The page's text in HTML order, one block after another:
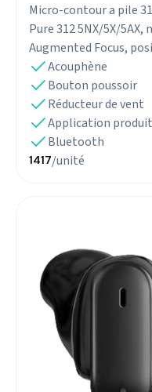
Micro-contour a pile
Pure 312 5NX/5X/
Augmented Focus,
Acouphène
Bouton poussoir
Réducteur de vent
Application produit
Bluetooth
1417/unité